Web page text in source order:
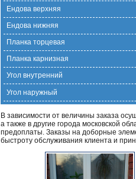
Ендова верхняя
Ендова нижняя
Планка торцевая
Планка карнизная
Угол внутренний
Угол наружный
В зависимости от величины заказа
а также в другие города московской
предоплаты. Заказы на доборные
быстроту обслуживания клиента и